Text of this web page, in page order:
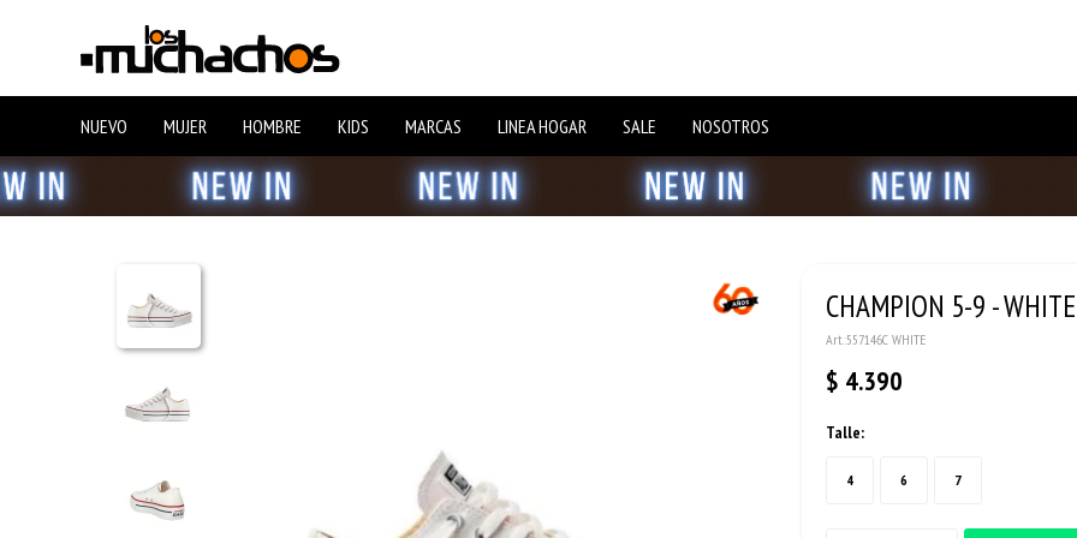
NUEVO MUJER HOMBRE KIDS MARCAS LINEA HOGAR SALE NOSOTROS
CHAMPION 5-9 - WHITE
557146C WHITE
$ 4.390
Talle:
4 6 7